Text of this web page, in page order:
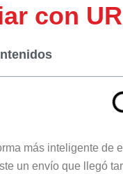
con
más inteligente de
un envío que llegó